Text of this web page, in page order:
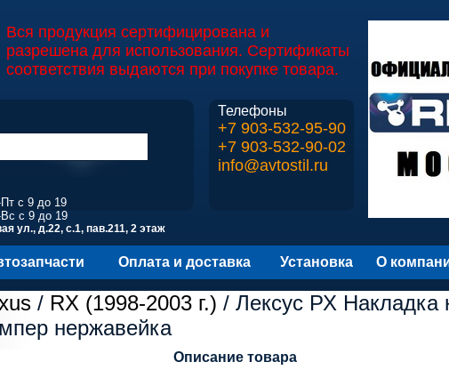
Вся продукция сертифицирована и
разрешена для использования. Сертификаты
соответствия выдаются при покупке товара.
Телефоны
+7 903-532-95-90
+7 903-532-90-02
info@avtostil.ru
с 9 до 19
с 9 до 19
ул., д.22, с.1, пав.211, 2 этаж
Оплата и доставка Установка О
/ RX (1998-2003 г.) / Лексус РХ Накладка
нержавейка
Описание товара